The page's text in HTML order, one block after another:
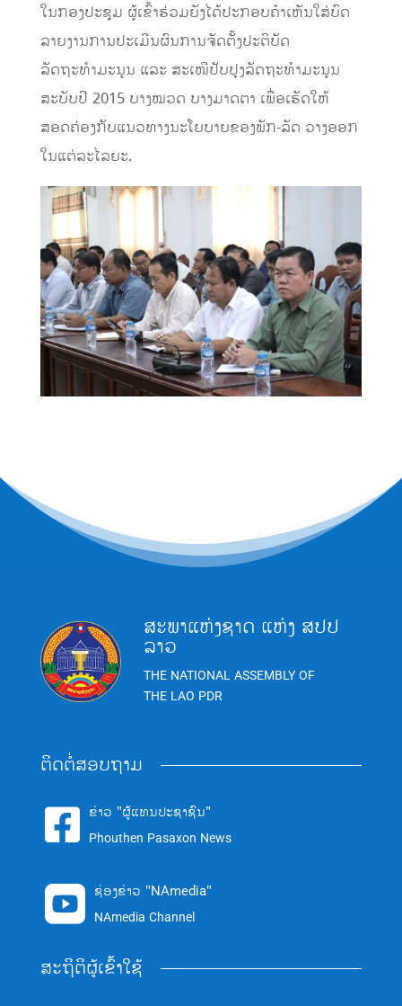
ໃນກອງປະຊຸມ ຜູ້ເຂົ້າຮ່ວມຍັງໄດ້ປະກອບຄຳເຫັນໃສ່ບົດ
ລາຍງານການປະເມີນຜົນການຈັດຕັ້ງປະຕິບັດ
ລັດຖະທຳມະນູນ ແລະ ສະເໜີປັບປຸງລັດຖະທຳມະນູນ
ສະບັບປີ 2015 ບາງໝວດ ບາງມາດຕາ ເພື່ອເຮັດໃຫ້
ສອດຄ່ອງກັບແນວທາງນະໂຍບາຍຂອງພັກ-ລັດ ວາງອອກ
ໃນແຕ່ລະໄລຍະ.
ສະພາແຫ່ງຊາດ ແຫ່ງ ສປປ
ລາວ
THE NATIONAL ASSEMBLY OF
THE LAO PDR
ຕິດຕໍ່ສອບຖາມ
 ຂ່າວ "ຜູ້ແທນປະຊາຊົນ"
Phouthen Pasaxon News
 ຊ່ອງຂ່າວ "NAmedia"
NAmedia Channel
ສະຖິຕິຜູ້ເຂົ້າໃຊ້